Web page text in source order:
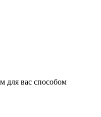
вас способом